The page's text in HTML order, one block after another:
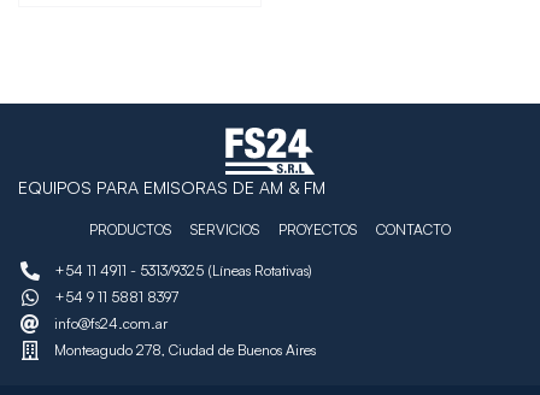
EQUIPOS PARA EMISORAS DE AM & FM
PRODUCTOS SERVICIOS PROYECTOS CONTACTO
+54 11 4911 - 5313/9325 (Líneas Rotativas)
+54 9 11 5881 8397
info@fs24.com.ar
Monteagudo 278, Ciudad de Buenos Aires